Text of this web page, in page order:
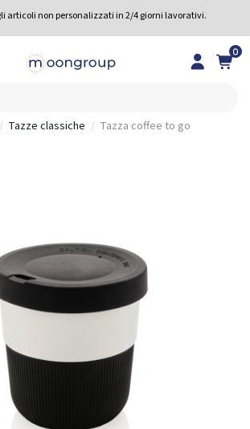
articoli non personalizzati in 2/4 giorni lavorativi.
0
Tazze classiche
Tazza coffee to go